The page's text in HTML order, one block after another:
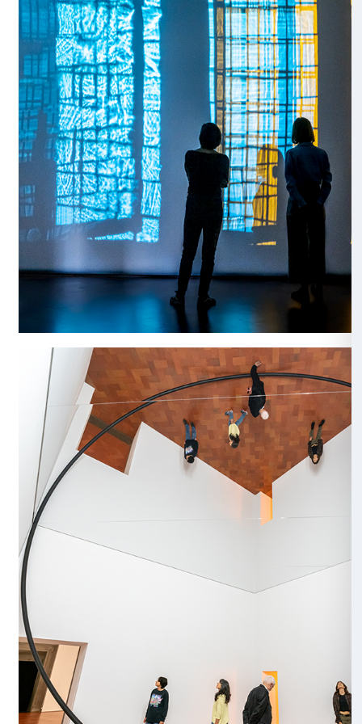
“Nel tuo tempo è un incontro tra
d’arte, visitatori e Palazzo Strozzi.
straordinario edificio
viaggiato attraverso i secoli per
qui e ora, nel XXI secolo, non
contenitore ma come co-
mostra. Ognuno con le proprie
storie ci incontriamo nel qui e ora
mostra”.
Olafur Eliasson